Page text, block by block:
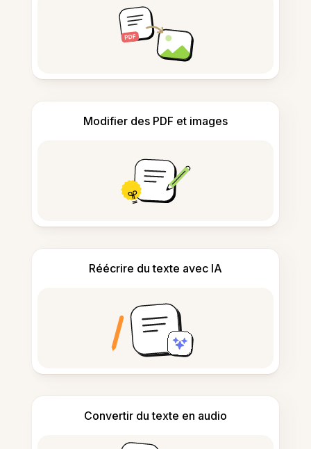
Modifier des PDF et images
Réécrire du texte avec IA
Convertir du texte en audio